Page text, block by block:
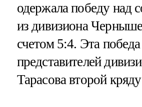
одержала победу над
из дивизиона
счетом 5:4. Эта победа
представителей
Тарасова второй